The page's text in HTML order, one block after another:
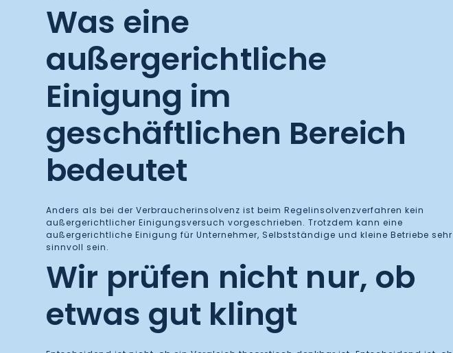
Was eine
außergerichtliche
Einigung im
geschäftlichen Bereich
bedeutet
Anders als bei der Verbraucherinsolvenz ist beim Regelinsolvenzverfahren kein
außergerichtlicher Einigungsversuch vorgeschrieben. Trotzdem kann eine
außergerichtliche Einigung für Unternehmer, Selbstständige und kleine Betriebe sehr
sinnvoll sein.
Wir prüfen nicht nur, ob
etwas gut klingt